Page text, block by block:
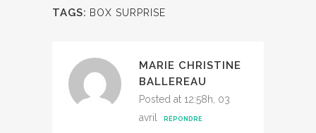
TAGS: BOX SURPRISE
MARIE CHRISTINE
BALLEREAU
Posted at 12:58h, 03
avril
RÉPONDRE